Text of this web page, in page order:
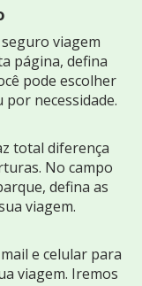
viagem
página, defina
pode escolher
necessidade.
total diferença
No campo
defina as
viagem.
e celular para
viagem. Iremos